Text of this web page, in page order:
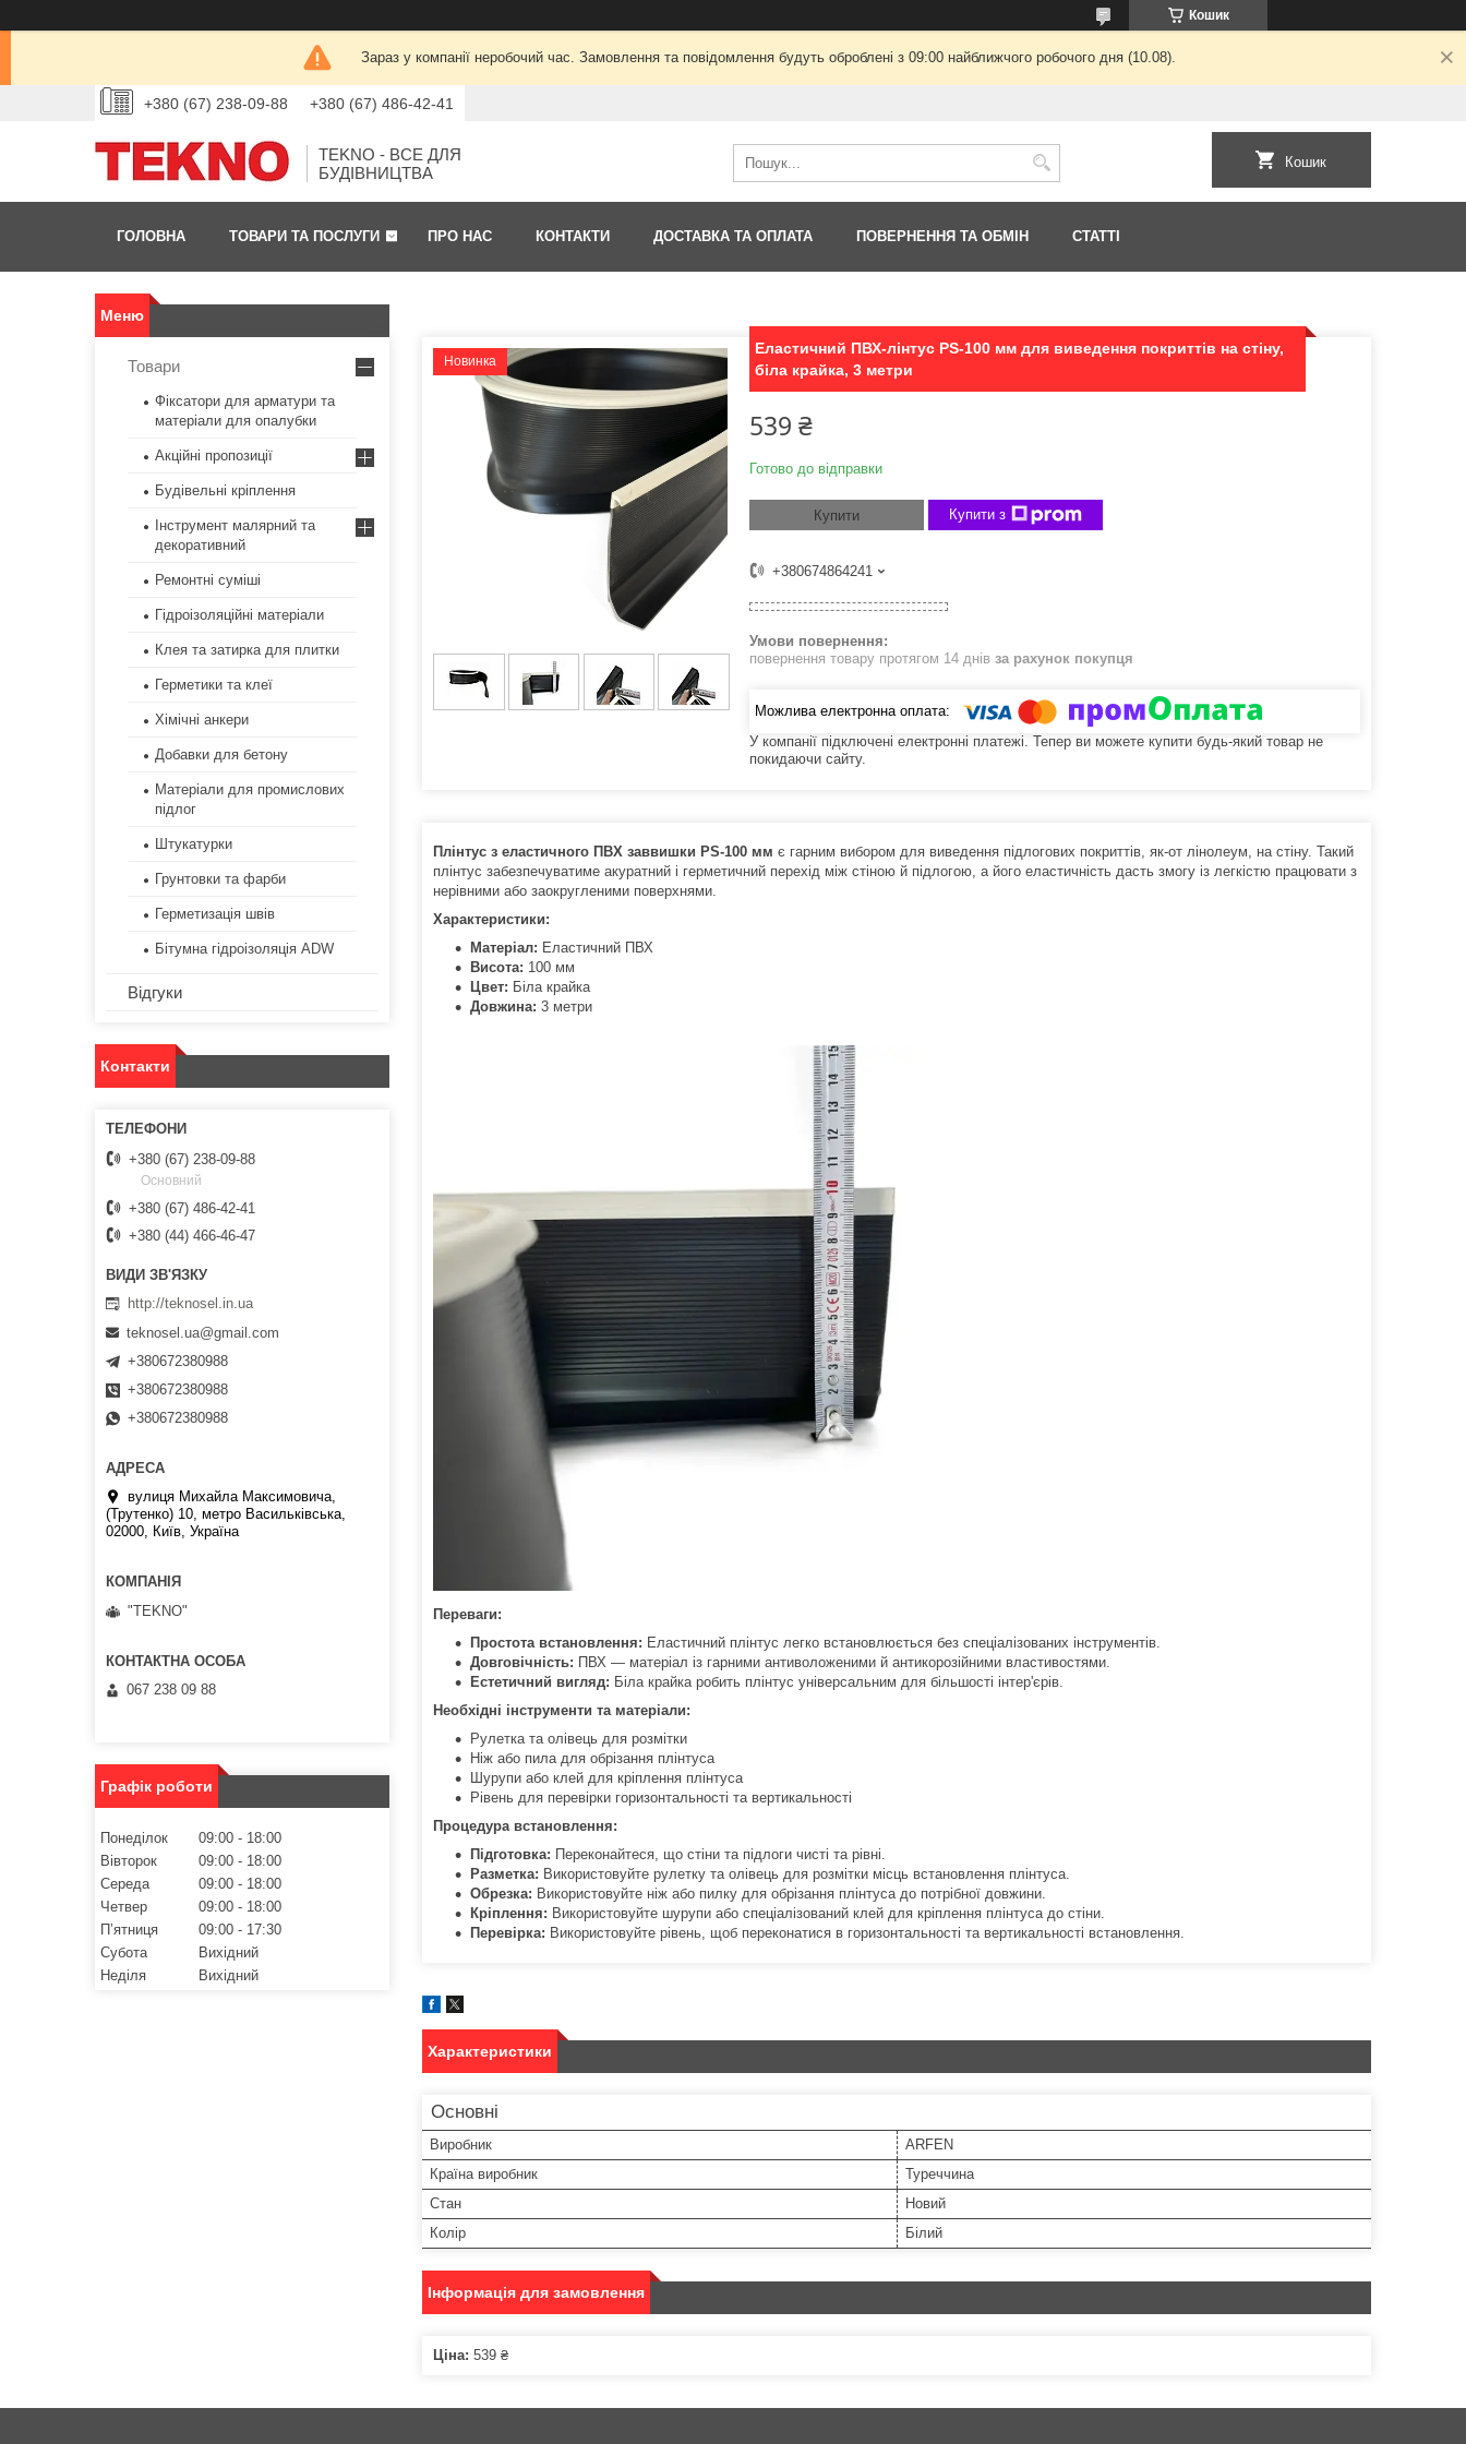
Кошик
Зараз у компанії неробочий час. Замовлення та повідомлення будуть оброблені з 09:00 найближчого робочого дня (10.08).
+380 (67) 238-09-88 +380 (67) 486-42-41
TEKNO - ВСЕ ДЛЯ
БУДІВНИЦТВА
Кошик
ГОЛОВНА ТОВАРИ ТА ПОСЛУГИ ПРО НАС КОНТАКТИ ДОСТАВКА ТА ОПЛАТА ПОВЕРНЕННЯ ТА ОБМІН СТАТТІ
Новинка
Еластичний ПВХ-лінтус PS-100 мм для виведення покриттів на стіну,
біла крайка, 3 метри
539 ₴
Готово до відправки
Купити Купити з
+380674864241
повернення товару протягом 14 днів за рахунок покупця
У компанії підключені електронні платежі. Тепер ви можете купити будь-який товар не
покидаючи сайту.
Плінтус з еластичного ПВХ заввишки PS-100 мм є гарним вибором для виведення підлогових покриттів, як-от лінолеум, на стіну. Такий
плінтус забезпечуватиме акуратний і герметичний перехід між стіною й підлогою, а його еластичність дасть змогу із легкістю працювати з
нерівними або заокругленими поверхнями.
Характеристики:
Матеріал: Еластичний ПВХ
Висота: 100 мм
Цвет: Біла крайка
Довжина: 3 метри
Переваги:
Простота встановлення: Еластичний плінтус легко встановлюється без спеціалізованих інструментів.
Довговічність: ПВХ — матеріал із гарними антиволоженими й антикорозійними властивостями.
Естетичний вигляд: Біла крайка робить плінтус універсальним для більшості інтер'єрів.
Необхідні інструменти та матеріали:
Рулетка та олівець для розмітки
Ніж або пила для обрізання плінтуса
Шурупи або клей для кріплення плінтуса
Рівень для перевірки горизонтальності та вертикальності
Процедура встановлення:
Підготовка: Переконайтеся, що стіни та підлоги чисті та рівні.
Разметка: Використовуйте рулетку та олівець для розмітки місць встановлення плінтуса.
Обрезка: Використовуйте ніж або пилку для обрізання плінтуса до потрібної довжини.
Кріплення: Використовуйте шурупи або спеціалізований клей для кріплення плінтуса до стіни.
Перевірка: Використовуйте рівень, щоб переконатися в горизонтальності та вертикальності встановлення.
Характеристики
Основні
Виробник
ARFEN
Країна виробник
Туреччина
Стан
Новий
Колір
Білий
Інформація для замовлення
Ціна: 539 ₴
Товари
Фіксатори для арматури та
матеріали для опалубки
Акційні пропозиції
Будівельні кріплення
Інструмент малярний та
декоративний
Ремонтні суміші
Гідроізоляційні матеріали
Клея та затирка для плитки
Герметики та клеї
Хімічні анкери
Добавки для бетону
Матеріали для промислових
підлог
Штукатурки
Грунтовки та фарби
Герметизація швів
Бітумна гідроізоляція ADW
Відгуки
Контакти
+380 (67) 238-09-88
Основний
+380 (67) 486-42-41
+380 (44) 466-46-47
http://teknosel.in.ua
teknosel.ua@gmail.com
+380672380988
+380672380988
+380672380988
вулиця Михайла Максимовича,
(Трутенко) 10, метро Васильківська,
02000, Київ, Україна
"TEKNO"
067 238 09 88
Графік роботи
Понеділок 09:00
18:00
Вівторок
09:00
18:00
Середа
09:00
18:00
Четвер
09:00
18:00
Пʼятниця
09:00
17:30
Субота
Вихідний
Неділя
Вихідний